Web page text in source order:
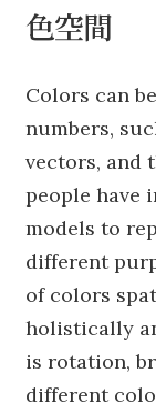
色空間
Colors can
numbers,
vectors, and
people have
models to
different
of colors
holistically
is rotation,
different